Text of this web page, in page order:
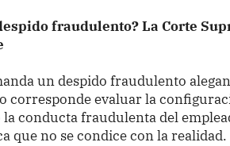
fraudulento? La Corte
un despido fraudulento
corresponde evaluar la
conducta fraudulenta del
que no se condice con la realidad.